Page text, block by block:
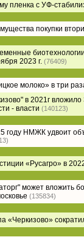
пленка с УФ-
покупки
2023 г. (76409)
молоко» в три
в 2021г
- власти (140123)
году НМЖК удвоит
«Русагро» в
может вложить
(135834)
«Черкизово»